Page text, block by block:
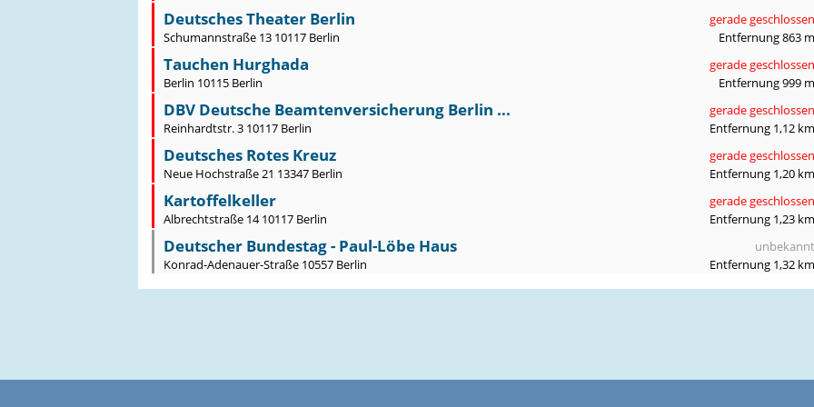
Deutsches Theater Berlin
gerade geschlossen
Schumannstraße 13 10117 Berlin
Entfernung 863 m
Tauchen Hurghada
gerade geschlossen
Berlin 10115 Berlin
Entfernung 999 m
DBV Deutsche Beamtenversicherung Berlin ...
gerade geschlossen
Reinhardtstr. 3 10117 Berlin
Entfernung 1,12 km
Deutsches Rotes Kreuz
gerade geschlossen
Neue Hochstraße 21 13347 Berlin
Entfernung 1,20 km
Kartoffelkeller
gerade geschlossen
Albrechtstraße 14 10117 Berlin
Entfernung 1,23 km
Deutscher Bundestag - Paul-Löbe Haus
unbekannt
Konrad-Adenauer-Straße 10557 Berlin
Entfernung 1,32 km